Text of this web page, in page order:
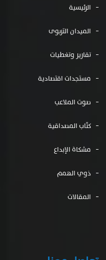
الرئيسية
الميدان التربوى
تقارير وتغطيات
مستجدات اقتصادية
صوت الملاعب
كتّاب المصداقية
مشكاة الإبداع
ذوي الهمم
المقالات